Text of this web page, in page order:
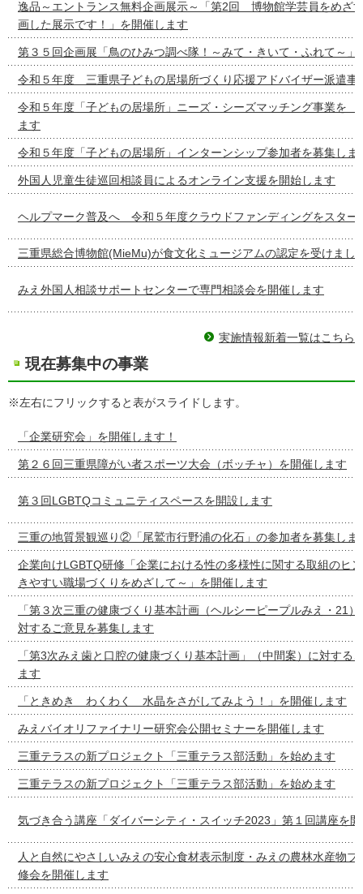
逸品～エントランス無料企画展示～「第2回 博物館学芸員をめざ
画した展示です！」を開催します
第３５回企画展「鳥のひみつ調べ隊！～みて・きいて・ふれて～」
令和５年度 三重県子どもの居場所づくり応援アドバイザー派遣事
令和５年度「子どもの居場所」ニーズ・シーズマッチング
ます
令和５年度「子どもの居場所」インターンシップ参加者を募集しま
外国人児童生徒巡回相談員によるオンライン支援を開始します
ヘルプマーク普及へ 令和５年度クラウドファンディングをスター
三重県総合博物館(MieMu)が食文化ミュージアムの認定を受けまし
みえ外国人相談サポートセンターで専門相談会を開催します
実施情報新着一覧はこちら
現在募集中の事業
※左右にフリックすると表がスライドします。
「企業研究会」を開催します！
第２６回三重県障がい者スポーツ大会（ボッチャ）を開催します
第３回LGBTQコミュニティスペースを開設します
三重の地質景観巡り②「尾鷲市行野浦の化石」の参加者を募集しま
企業向けLGBTQ研修「企業における性の多様性に関する取組のヒ
きやすい職場づくりをめざして～」を開催します
「第３次三重の健康づくり基本計画（ヘルシーピープルみえ・21
対するご意見を募集します
「第3次みえ歯と口腔の健康づくり基本計画」（中間案）に対する
ます
「ときめき わくわく 水晶をさがしてみよう！」を開催します
みえバイオリファイナリー研究会公開セミナーを開催します
三重テラスの新プロジェクト「三重テラス部活動」を始めます
三重テラスの新プロジェクト「三重テラス部活動」を始めます
気づき合う講座「ダイバーシティ・スイッチ2023」第１回講座を
人と自然にやさしいみえの安心食材表示制度・みえの農林水産物ブ
修会を開催します